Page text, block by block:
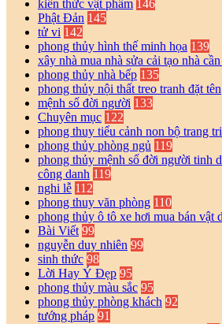
kiến thức vật phẩm 146
Phật Đản 145
tử vi 142
phong thủy hình thế minh họa 139
xây nhà mua nhà sửa cải tạo nhà
phong thủy nhà bếp 135
phong thủy nội thất treo tranh đặt tên
mệnh số đời người 133
Chuyên mục 122
phong thuy tiểu cảnh non bộ trang
phong thủy phòng ngủ 119
phong thủy mệnh số đời người tinh
công danh 119
nghi lễ 112
phong thuy văn phòng 110
phong thủy ô tô xe hơi mua bán vật
Bài Viết 99
nguyễn duy nhiên 99
sinh thức 98
Lời Hay Ý Đẹp 95
phong thủy màu sắc 95
phong thủy phòng khách 92
tướng pháp 91